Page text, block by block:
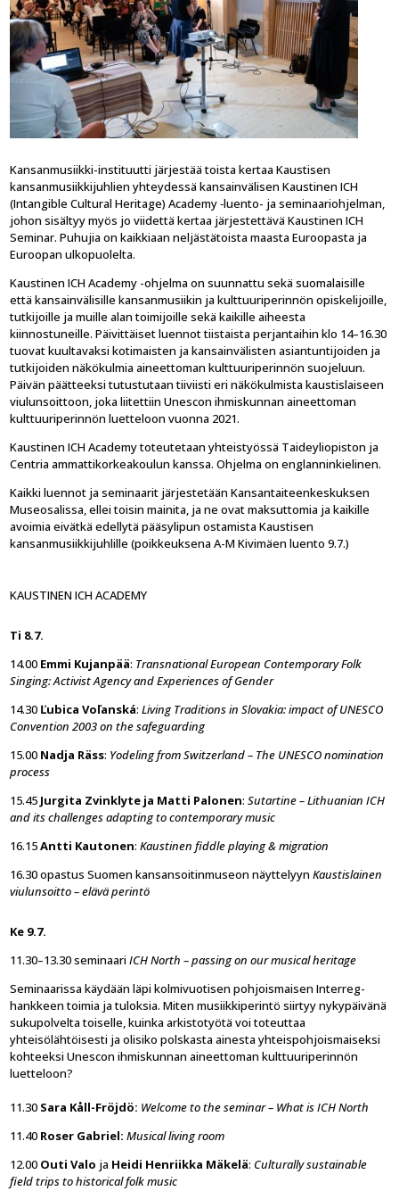
Kansanmusiikki-instituutti järjestää toista kertaa Kaustisen
kansanmusiikkijuhlien yhteydessä kansainvälisen Kaustinen ICH
(Intangible Cultural Heritage) Academy ‑luento- ja seminaariohjelman,
johon sisältyy myös jo viidettä kertaa järjestettävä Kaustinen ICH
Seminar. Puhujia on kaikkiaan neljästätoista maasta Euroopasta ja
Euroopan ulkopuolelta.
Kaustinen ICH Academy -ohjelma on suunnattu sekä suomalaisille
että kansainvälisille kansanmusiikin ja kulttuuriperinnön opiskelijoille,
tutkijoille ja muille alan toimijoille sekä kaikille aiheesta
kiinnostuneille. Päivittäiset luennot tiistaista perjantaihin klo 14–16.30
tuovat kuultavaksi kotimaisten ja kansainvälisten asiantuntijoiden ja
tutkijoiden näkökulmia aineettoman kulttuuriperinnön suojeluun.
Päivän päätteeksi tutustutaan tiiviisti eri näkökulmista kaustislaiseen
viulunsoittoon, joka liitettiin Unescon ihmiskunnan aineettoman
kulttuuriperinnön luetteloon vuonna 2021.
Kaustinen ICH Academy toteutetaan yhteistyössä Taideyliopiston ja
Centria ammattikorkeakoulun kanssa. Ohjelma on englanninkielinen.
Kaikki luennot ja seminaarit järjestetään Kansantaiteenkeskuksen
Museosalissa, ellei toisin mainita, ja ne ovat maksuttomia ja kaikille
avoimia eivätkä edellytä pääsylipun ostamista Kaustisen
kansanmusiikkijuhlille (poikkeuksena A-M Kivimäen luento 9.7.)
KAUSTINEN ICH ACADEMY
Ti 8.7.
14.00 Emmi Kujanpää: Transnational European Contemporary Folk
Singing: Activist Agency and Experiences of Gender
14.30 Ľubica Voľanská:Living Traditions in Slovakia: impact of UNESCO
Convention 2003 on the safeguarding
15.00 Nadja Räss: Yodeling from Switzerland – The UNESCO nomination
process
15.45 Jurgita Zvinklyte ja Matti Palonen:Sutartine – Lithuanian ICH
and its challenges adapting to contemporary music
16.15Antti Kautonen:Kaustinen fiddle playing & migration
16.30 opastus Suomen kansansoitinmuseon näyttelyynKaustislainen
viulunsoitto – elävä perintö
Ke 9.7.
11.30–13.30 seminaariICH North – passing on our musical heritage
Seminaarissa käydään läpi kolmivuotisen pohjoismaisen Interreg-
hankkeen toimia ja tuloksia. Miten musiikkiperintö siirtyy nykypäivänä
sukupolvelta toiselle, kuinka arkistotyötä voi toteuttaa
yhteisölähtöisesti ja olisiko polskasta ainesta yhteispohjoismaiseksi
kohteeksi Unescon ihmiskunnan aineettoman kulttuuriperinnön
luetteloon?
11.30 Sara Kåll-Fröjdö: Welcome to the seminar – What is ICH North
11.40 Roser Gabriel: Musical living room
12.00 Outi Valo ja Heidi Henriikka Mäkelä: Culturally sustainable
field trips to historical folk music